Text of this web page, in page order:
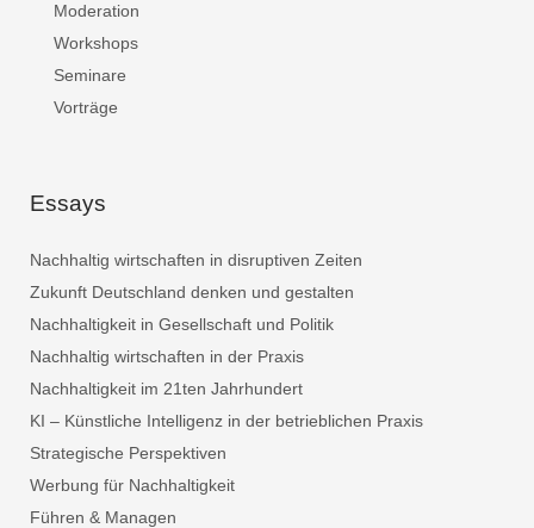
Moderation
Workshops
Seminare
Vorträge
Essays
Nachhaltig wirtschaften in disruptiven Zeiten
Zukunft Deutschland denken und gestalten
Nachhaltigkeit in Gesellschaft und Politik
Nachhaltig wirtschaften in der Praxis
Nachhaltigkeit im 21ten Jahrhundert
KI – Künstliche Intelligenz in der betrieblichen Praxis
Strategische Perspektiven
Werbung für Nachhaltigkeit
Führen & Managen